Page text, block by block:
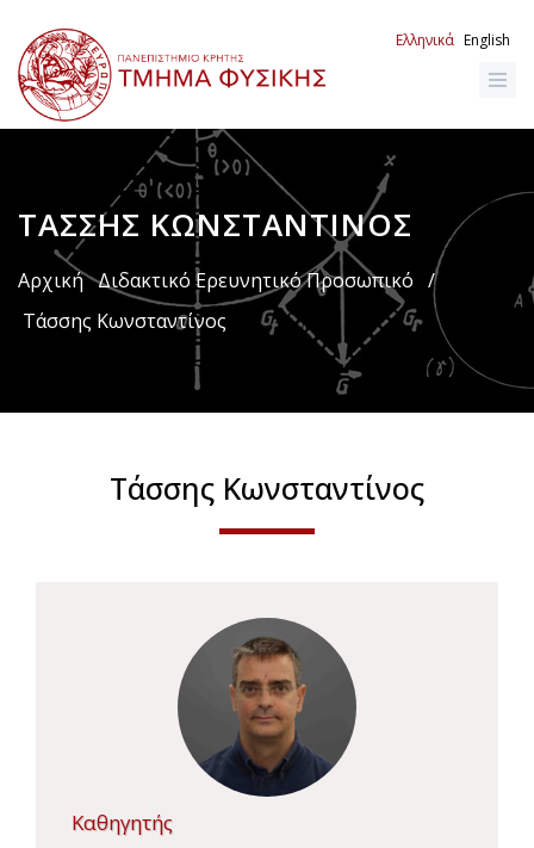
προς
το
κυρίως
περιεχόμενο
Ελληνικά English
ΤΆΣΣΗΣ ΚΩΝΣΤΑΝΤΊΝΟΣ
Breadcrumb
Αρχική Διδακτικό Ερευνητικό Προσωπικό /
Τάσσης Κωνσταντίνος
Τάσσης Κωνσταντίνος
Καθηγητής